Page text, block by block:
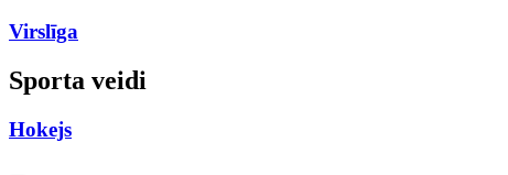
Virslīga
Sporta veidi
Hokejs